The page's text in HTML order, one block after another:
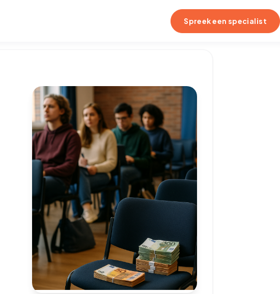
Spreek een specialist